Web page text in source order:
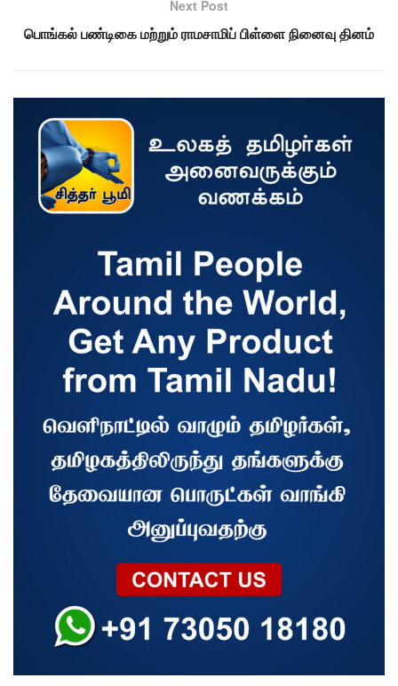
Next Post
பொங்கல் பண்டிகை மற்றும் ராமசாமிப் பிள்ளை நினைவு தினம்